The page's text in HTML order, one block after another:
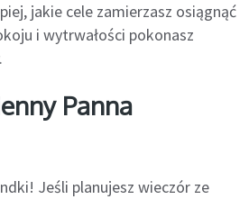
jakie cele zamierzasz osiągnąć
i wytrwałości pokonasz
Panna
Jeśli planujesz wieczór ze